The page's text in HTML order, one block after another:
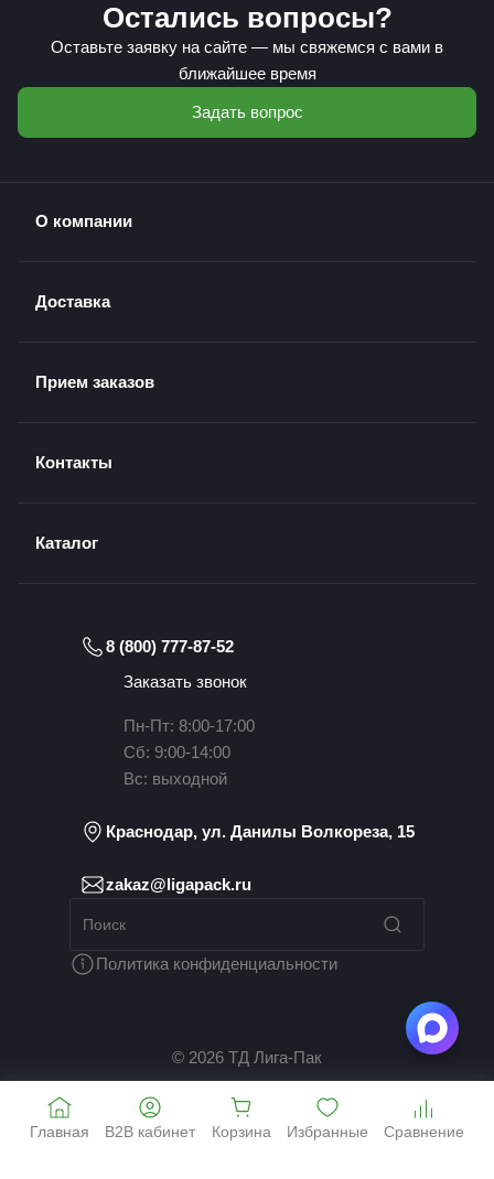
Остались вопросы?
Оставьте заявку на сайте — мы свяжемся с вами в
ближайшее время
Задать вопрос
О компании
Доставка
Прием заказов
Контакты
Каталог
8 (800) 777-87-52
Заказать звонок
Пн-Пт: 8:00-17:00
Сб: 9:00-14:00
Вс: выходной
Краснодар, ул. Данилы Волкореза, 15
zakaz@ligapack.ru
Политика конфиденциальности
© 2026 ТД Лига-Пак
Главная B2B кабинет Корзина Избранные Сравнение